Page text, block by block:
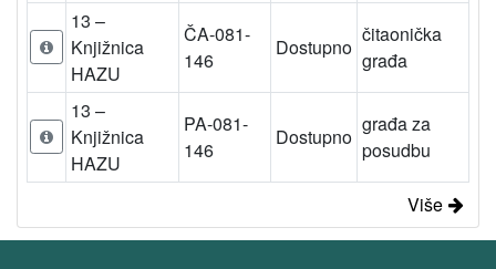
13 –
Knjižnica
HAZU
ČA-081-
146
Dostupno
čitaonička
građa
13 –
Knjižnica
HAZU
PA-081-
146
Dostupno
građa za
posudbu
Više